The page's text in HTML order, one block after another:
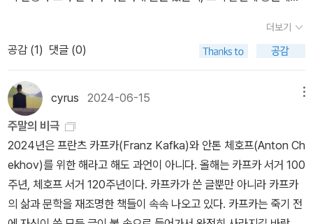
을 때 같이 있던 연인, 사망할 때의 나이 등등이제서야 카프카라는 한
명을 조금은 입체적으로 바라보게 된 것 같습니다. 직장을 다닐 때의
그레고르 잠자와벌레로 변신했을 때의 그레고르 잠자. 어쩜 번아웃
증후군으로 그렇게 됐을지도 모르는데, 벌레가 된 그레고르 잠자와
가족간의 관계가 변해갑니다. 벌레로 변한 것만 변신이 아니라 사회
적으로도 변한 모습을 그렸을 것 같습니다. 예전에는 ‘왜 벌레로 변했
을까?’, ‘왜 이런 얘기를 썼을까?’, ‘왜 사람들은 이 책을 좋아할까?‘
등많은 게 궁금했던 것 같아요. 예나 지금이나 월급값을 한다는 것은
만만치 않은 일인 것 같습니다. 법학 박사로 보험회사에 다녔던 카프
카가 쓴돈벌이를 못하게 된 남성이 가정 내에서 겪는위상의 변화(?)
더보기
공감 (1) 댓글 (0)
cyrus 2024-06-15
주말의 비극
2024년은 프란츠 카프카(Franz Kafka)와 안톤 체호프(Anton Ch
ekhov)를 위한 해라고 해도 과언이 아니다. 올해는 카프카 서거 100
주년, 체호프 서거 120주년이다. 카프카가 쓴 글뿐만 아니라 카프카
의 삶과 문학을 재조명한 책들이 속속 나오고 있다. 카프카는 죽기 전